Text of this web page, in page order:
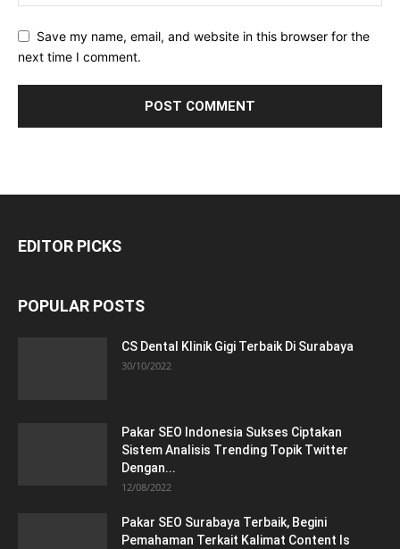
Save my name, email, and website in this browser for the
next time I comment.
EDITOR PICKS
POPULAR POSTS
CS Dental Klinik Gigi Terbaik Di Surabaya
30/10/2022
Pakar SEO Indonesia Sukses Ciptakan
Sistem Analisis Trending Topik Twitter
Dengan...
12/08/2022
Pakar SEO Surabaya Terbaik, Begini
Pemahaman Terkait Kalimat Content Is